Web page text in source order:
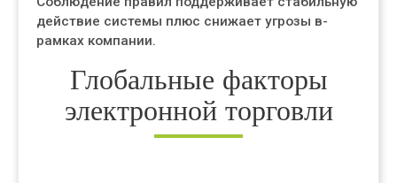
действие системы плюс снижает угрозы в-
рамках компании.
Глобальные факторы
электронной торговли